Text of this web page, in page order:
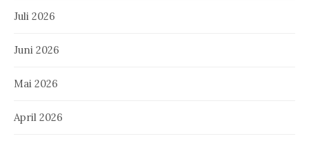
Juli 2026
Juni 2026
Mai 2026
April 2026